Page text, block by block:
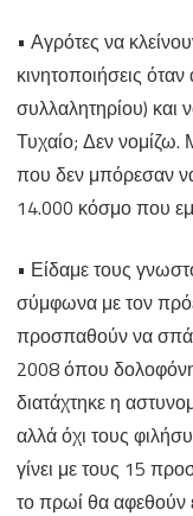
• Αγρότες να
κινητοποιήσεις
συλλαλητηρίου) και
Τυχαίο; Δεν νομίζω.
που δεν μπόρεσαν
14.000 κόσμο που
• Είδαμε τους
σύμφωνα με τον
προσπαθούν να
2008 όπου
διατάχτηκε η
αλλά όχι τους
γίνει με τους 15
το πρωί θα αφεθούν